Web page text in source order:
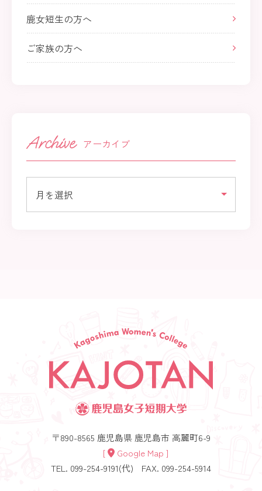
鹿女短生の方へ
ご家族の方へ
アーカイブ
〒890-8565 鹿児島県 鹿児島市 高麗町6-9
[
Google Map ]
TEL. 099-254-9191(代)
FAX. 099-254-5914